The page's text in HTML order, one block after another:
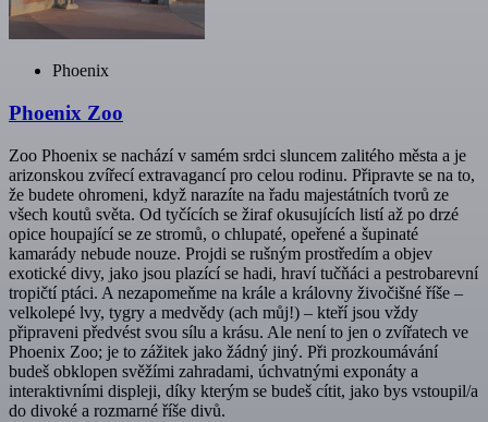
Phoenix
Phoenix Zoo
Zoo Phoenix se nachází v samém srdci sluncem zalitého města a je
arizonskou zvířecí extravagancí pro celou rodinu. Připravte se na to,
že budete ohromeni, když narazíte na řadu majestátních tvorů ze
všech koutů světa. Od tyčících se žiraf okusujících listí až po drzé
opice houpající se ze stromů, o chlupaté, opeřené a šupinaté
kamarády nebude nouze. Projdi se rušným prostředím a objev
exotické divy, jako jsou plazící se hadi, hraví tučňáci a pestrobarevní
tropičtí ptáci. A nezapomeňme na krále a královny živočišné říše –
velkolepé lvy, tygry a medvědy (ach můj!) – kteří jsou vždy
připraveni předvést svou sílu a krásu. Ale není to jen o zvířatech ve
Phoenix Zoo; je to zážitek jako žádný jiný. Při prozkoumávání
budeš obklopen svěžími zahradami, úchvatnými exponáty a
interaktivními displeji, díky kterým se budeš cítit, jako bys vstoupil/a
do divoké a rozmarné říše divů.